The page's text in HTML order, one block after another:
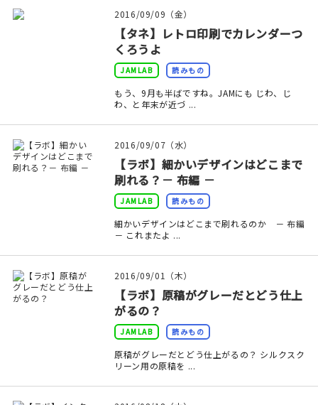
お買い物ガイド 2016/09/09（金）
【タネ】レトロ印刷でカレンダーつ
くろうよ
JAMLAB 読みもの
もう、9月も半ばですね。JAMにも じわ、じ
わ、と年末が近づ ...
2016/09/07（水）
【ラボ】細かいデザインはどこまで
刷れる？－ 布編 －
JAMLAB 読みもの
細かいデザインはどこまで刷れるのか － 布編
－ これまたよ ...
2016/09/01（木）
【ラボ】原稿がグレーだとどう仕上
がるの？
JAMLAB 読みもの
原稿がグレーだとどう仕上がるの？ シルクスク
リーン用の原稿を ...